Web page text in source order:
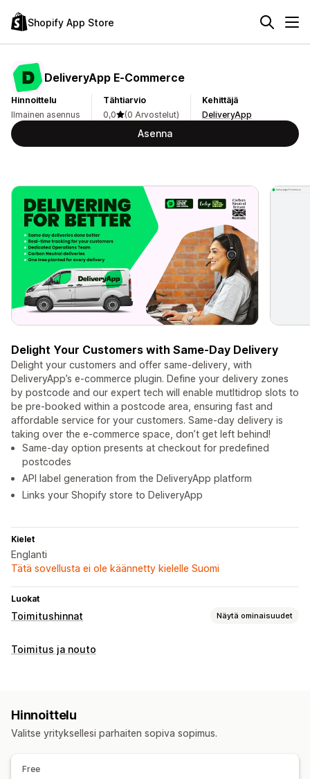
Shopify App Store
DeliveryApp E‑Commerce
Hinnoittelu
Ilmainen asennus
Tähtiarvio
0,0
(0 Arvostelut)
Kehittäjä
DeliveryApp
Asenna
Delight Your Customers with Same-Day Delivery
Delight your customers and offer same-delivery, with
DeliveryApp’s e-commerce plugin. Define your delivery zones
by postcode and our expert tech will enable mutltidrop slots to
be pre-booked within a postcode area, ensuring fast and
affordable service for your customers. Same-day delivery is
taking over the e-commerce space, don’t get left behind!
Same-day option presents at checkout for predefined
postcodes
API label generation from the DeliveryApp platform
Links your Shopify store to DeliveryApp
Kielet
Englanti
Tätä sovellusta ei ole käännetty kielelle Suomi
Luokat
Toimitushinnat Näytä ominaisuudet
Hinnan laskeminen
Toimituspäivä
Toimitus ja nouto
Hinnoittelu
Valitse yrityksellesi parhaiten sopiva sopimus.
Free